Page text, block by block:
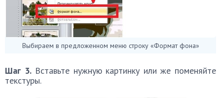
Выбираем в предложенном меню строку «Формат фона»
Шаг 3.Вставьте нужную картинку или же поменяйте
текстуры.